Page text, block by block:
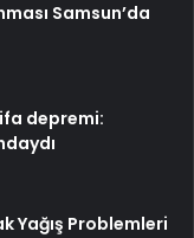
Samsun’da
depremi:
Yağış Problemleri